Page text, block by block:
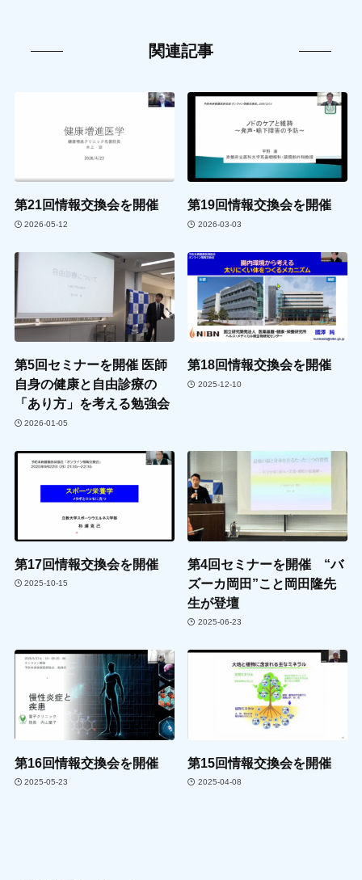
関連記事
第21回情報交換会を開催
2026-05-12
第19回情報交換会を開催
2026-03-03
第5回セミナーを開催 医師
自身の健康と自由診療の
「あり方」を考える勉強会
2026-01-05
第18回情報交換会を開催
2025-12-10
第17回情報交換会を開催
2025-10-15
第4回セミナーを開催 “バ
ズーカ岡田”こと岡田隆先
生が登壇
2025-06-23
第16回情報交換会を開催
2025-05-23
第15回情報交換会を開催
2025-04-08